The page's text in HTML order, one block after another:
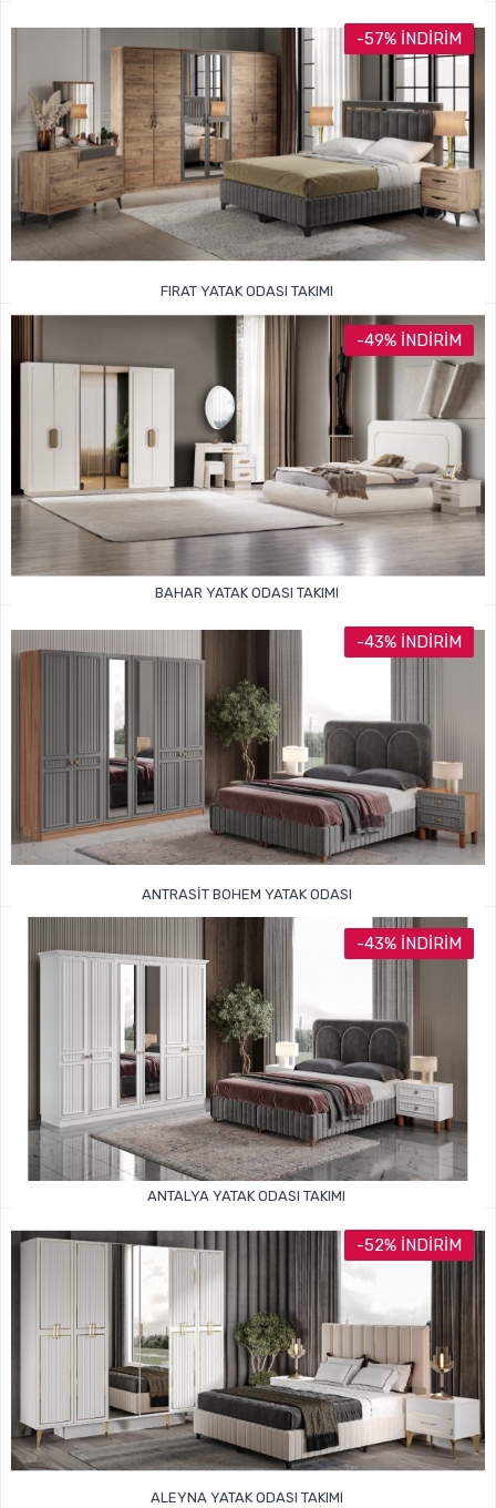
108.000TL57.999TL
-57% İNDIRIM
FIRAT YATAK ODASI TAKIMI
44.999TL
-49% İNDIRIM
BAHAR YATAK ODASI TAKIMI
108.000TL54.999TL
-43% İNDIRIM
ANTRASIT BOHEM YATAK ODASI
59.999TL
-43% İNDIRIM
ANTALYA YATAK ODASI TAKIMI
105.000TL59.999TL
-52% İNDIRIM
ALEYNA YATAK ODASI TAKIMI